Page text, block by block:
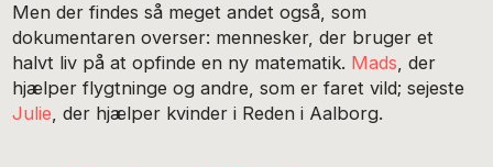
Men der findes så meget andet også, som
dokumentaren overser: mennesker, der bruger et
halvt liv på at opfinde en ny matematik. Mads, der
hjælper flygtninge og andre, som er faret vild; sejeste
Julie, der hjælper kvinder i Reden i Aalborg.